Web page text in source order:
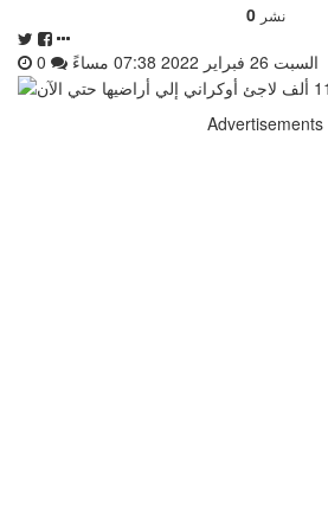
0 نشر
السبت 26 فبراير 2022 07:38 مساءً
Advertisements